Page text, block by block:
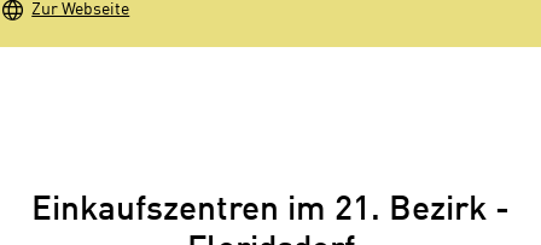
Zur Webseite
Einkaufszentren im 21. Bezirk -